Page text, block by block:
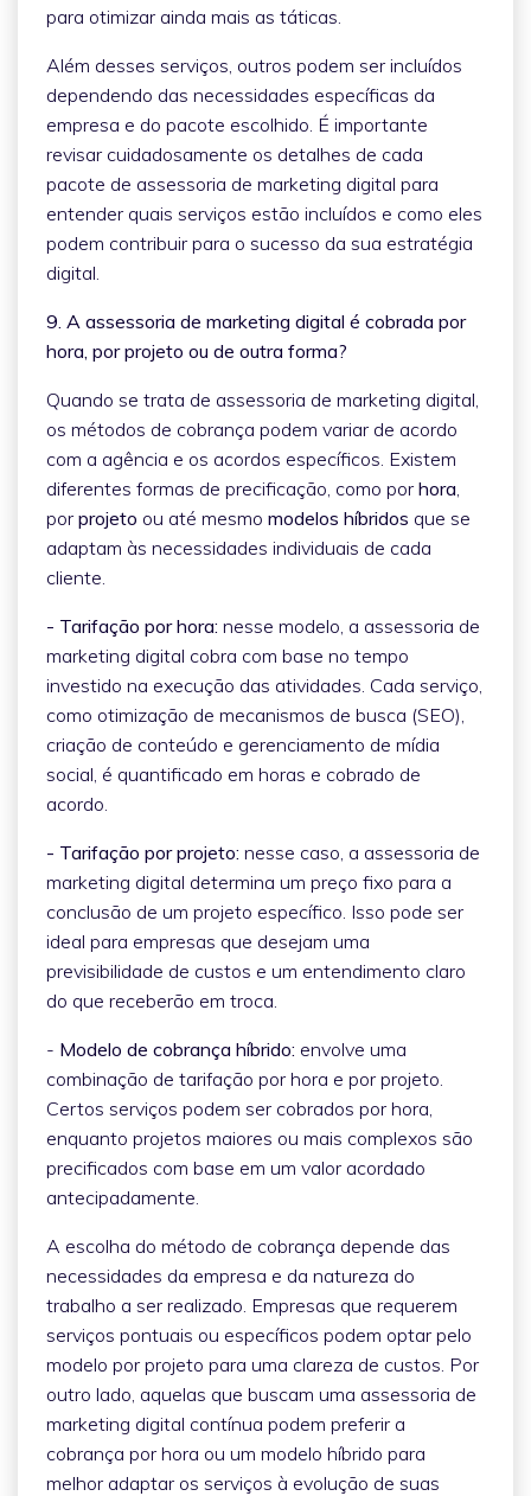
para otimizar ainda mais as táticas.
Além desses serviços, outros podem ser incluídos
dependendo das necessidades específicas da
empresa e do pacote escolhido. É importante
revisar cuidadosamente os detalhes de cada
pacote de assessoria de marketing digital para
entender quais serviços estão incluídos e como eles
podem contribuir para o sucesso da sua estratégia
digital.
9. A assessoria de marketing digital é cobrada por
hora, por projeto ou de outra forma?
Quando se trata de assessoria de marketing digital,
os métodos de cobrança podem variar de acordo
com a agência e os acordos específicos. Existem
diferentes formas de precificação, como por hora
por projeto ou até mesmo modelos híbridos que se
adaptam às necessidades individuais de cada
cliente.
- Tarifação por hora: nesse modelo, a assessoria de
marketing digital cobra com base no tempo
investido na execução das atividades. Cada serviço,
como otimização de mecanismos de busca (SEO),
criação de conteúdo e gerenciamento de mídia
social, é quantificado em horas e cobrado de
acordo.
- Tarifação por projeto: nesse caso, a assessoria de
marketing digital determina um preço fixo para a
conclusão de um projeto específico. Isso pode ser
ideal para empresas que desejam uma
previsibilidade de custos e um entendimento claro
do que receberão em troca.
- Modelo de cobrança híbrido: envolve uma
combinação de tarifação por hora e por projeto.
Certos serviços podem ser cobrados por hora,
enquanto projetos maiores ou mais complexos são
precificados com base em um valor acordado
antecipadamente.
A escolha do método de cobrança depende das
necessidades da empresa e da natureza do
trabalho a ser realizado. Empresas que requerem
serviços pontuais ou específicos podem optar pelo
modelo por projeto para uma clareza de custos. Por
outro lado, aquelas que buscam uma assessoria de
marketing digital contínua podem preferir a
cobrança por hora ou um modelo híbrido para
melhor adaptar os serviços à evolução de suas